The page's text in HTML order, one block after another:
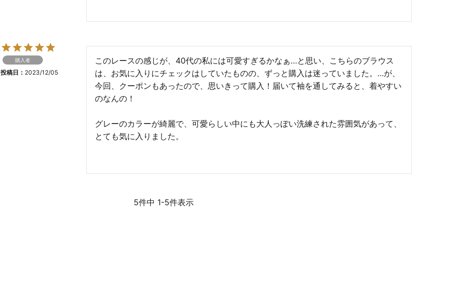
購入者
投稿日 2023/12/05
このレースの感じが、40代の私には可愛すぎるかなぁ…と思い、こちらのブラウス
は、お気に入りにチェックはしていたものの、ずっと購入は迷っていました。…が、
今回、クーポンもあったので、思いきって購入！届いて袖を通してみると、着やすい
のなんの！
グレーのカラーが綺麗で、可愛らしい中にも大人っぽい洗練された雰囲気があって、
とても気に入りました。
5件中 1-5件表示